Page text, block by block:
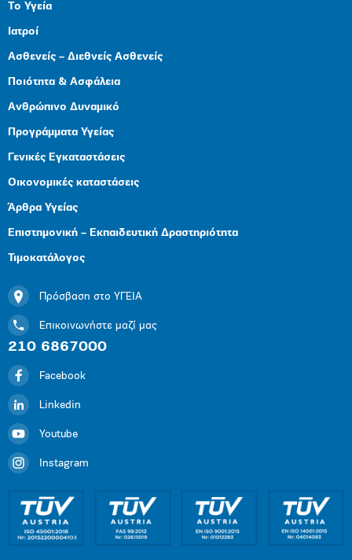
Το Υγεία
Ιατροί
Ασθενείς – Διεθνείς Ασθενείς
Ποιότητα & Ασφάλεια
Ανθρώπινο Δυναμικό
Προγράμματα Υγείας
Γενικές Εγκαταστάσεις
Οικονομικές καταστάσεις
Άρθρα Υγείας
Επιστημονική – Εκπαιδευτική Δραστηριότητα
Τιμοκατάλογος
Πρόσβαση στο ΥΓΕΙΑ
Επικοινωνήστε μαζί μας
210 6867000
Facebook
Linkedin
Youtube
Instagram